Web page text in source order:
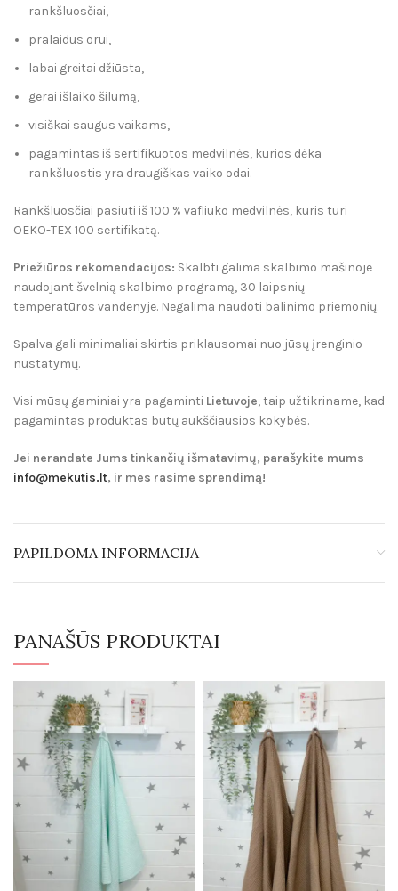
rankšluosčiai,
pralaidus orui,
labai greitai džiūsta,
gerai išlaiko šilumą,
visiškai saugus vaikams,
pagamintas iš sertifikuotos medvilnės, kurios dėka
rankšluostis yra draugiškas vaiko odai.
Rankšluosčiai pasiūti iš 100 % vafliuko medvilnės, kuris turi
OEKO-TEX 100 sertifikatą.
Priežiūros rekomendacijos: Skalbti galima skalbimo mašinoje
naudojant švelnią skalbimo programą, 30 laipsnių
temperatūros vandenyje. Negalima naudoti balinimo priemonių.
Spalva gali minimaliai skirtis priklausomai nuo jūsų įrenginio
nustatymų.
Visi mūsų gaminiai yra pagaminti Lietuvoje, taip užtikriname, kad
pagamintas produktas būtų aukščiausios kokybės.
Jei nerandate Jums tinkančių išmatavimų, parašykite mums
info@mekutis.lt, ir mes rasime sprendimą!
PAPILDOMA INFORMACIJA
PANAŠŪS PRODUKTAI